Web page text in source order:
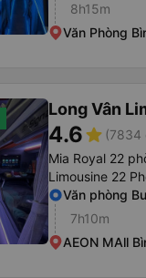
8h15m
Văn Phòng
Long Vân
4.6star (7834
Mia Royal 22
Limousine 22
Văn phòng
7h10m
AEON MAll